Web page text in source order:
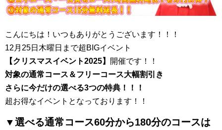
こんにちは！いつもありがとうございます！！！
12月25日木曜日まで超BIGイベント
【クリスマスイベント2025】
開催です！！
対象の通常コース＆フリーコース大幅割引き
さらに今だけの選べる3つの特典！！！
超お得なイベントとなっております！！
▼選べる通常コース60分から180分のコースは